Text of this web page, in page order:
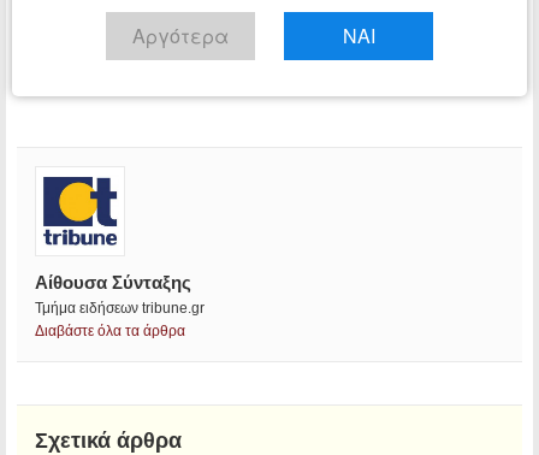
Αίθουσα Σύνταξης
Τμήμα ειδήσεων tribune.gr
Διαβάστε όλα τα άρθρα
Σχετικά άρθρα
Αργότερα ΝΑΙ